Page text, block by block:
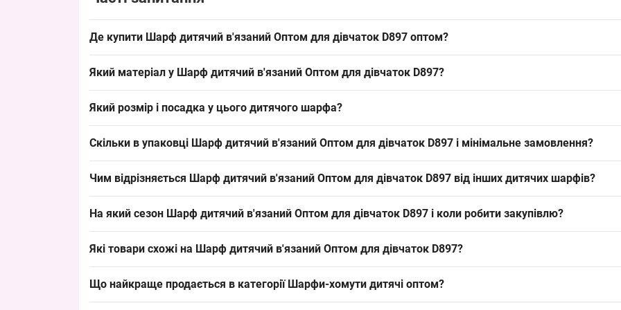
Де купити Шарф дитячий в'язаний Оптом для дівчаток D897 оптом?
точках і закриває базовий попит на дитячі аксесуари. Пропонуйте клієнтам упаковками для стабільного
Який матеріал у Шарф дитячий в'язаний Оптом для дівчаток D897?
формування асортименту в сезон жовтень–лютий, що полегшує підбір постійного товарного ряду.
Який розмір і посадка у цього дитячого шарфа?
дитячі» для різних вікових груп. Такий формат зручний для викладки і закриває базовий попит на сезон.
Скільки в упаковці Шарф дитячий в'язаний Оптом для дівчаток D897 і мінімальне замовлення?
прискорює обіг на прилавку.
Чим відрізняється Шарф дитячий в'язаний Оптом для дівчаток D897 від інших дитячих шарфів?
матеріалу або для іншого сезону, наприклад бавовняні панамки або демісезонні тонкі шарфи. Така модель додає
базовий попит на сезон.
На який сезон Шарф дитячий в'язаний Оптом для дівчаток D897 і коли робити закупівлю?
гарантувати стабільний обіг у роздрібних точках.
Які товари схожі на Шарф дитячий в'язаний Оптом для дівчаток D897?
Що найкраще продається в категорії Шарфи-хомути дитячі оптом?